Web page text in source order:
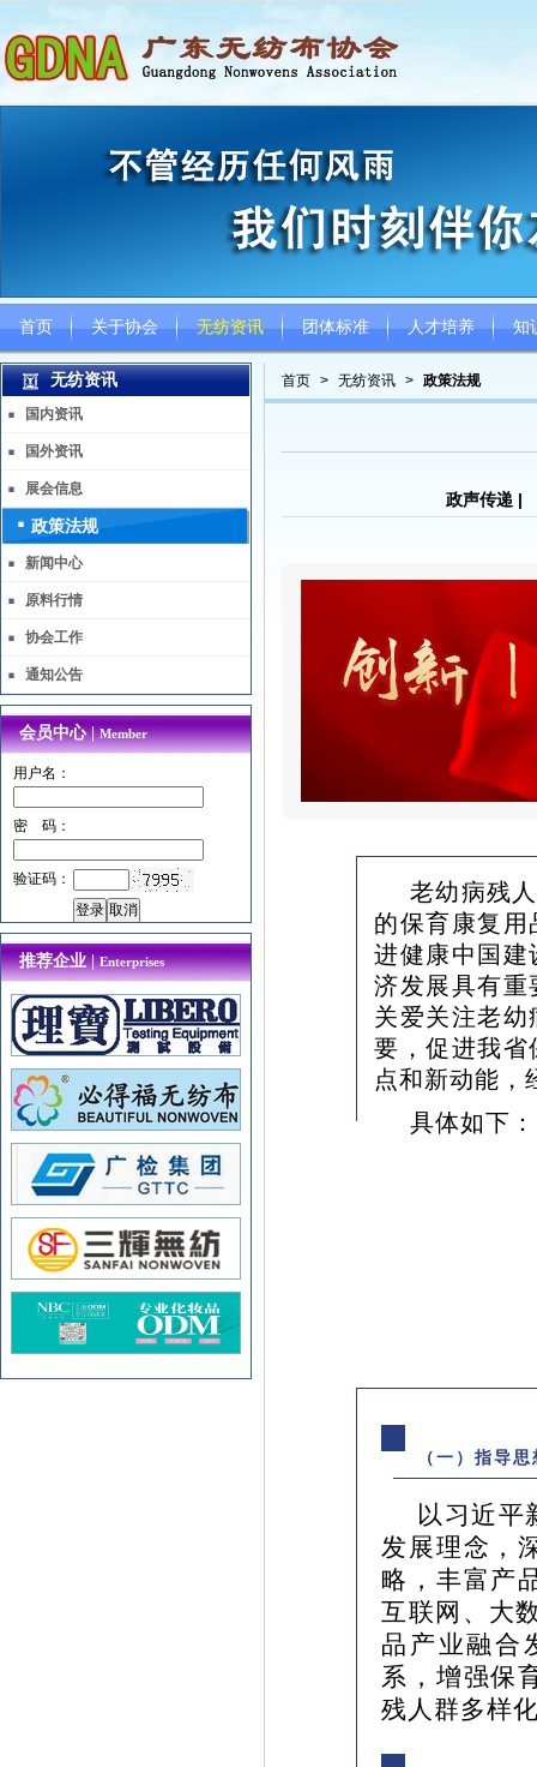
首页 关于协会 无纺资讯 团体标准 人才培养 知
首页 > 无纺资讯 > 政策法规
政声传递 |
老幼病残
的保育康复
进健康中国
济发展具有
关爱关注老
要，促进我
点和新动能，
具体如下：
（一）指导
以习近平
发展理念，
略，丰富产
互联网、大
品产业融合
系，增强保
残人群多样
无纺资讯
国内资讯
国外资讯
展会信息
政策法规
新闻中心
原料行情
协会工作
通知公告
会员中心 |Member
用户名：
密 码：
验证码：
推荐企业 |Enterprises